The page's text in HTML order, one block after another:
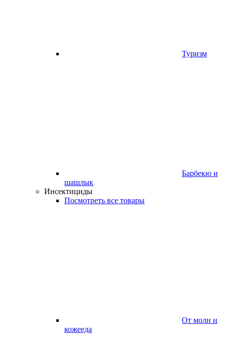
Туризм
Барбекю и
шашлык
Инсектициды
Посмотреть все товары
От моли и
кожееда